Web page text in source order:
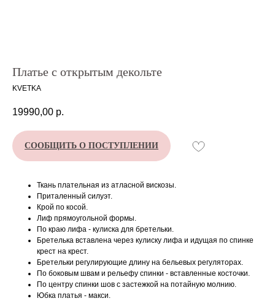
Платье с открытым декольте
KVETKA
19990,00 р.
СООБЩИТЬ О ПОСТУПЛЕНИИ
Ткань плательная из атласной вискозы.
Приталенный силуэт.
Крой по косой.
Лиф прямоугольной формы.
По краю лифа - кулиска для бретельки.
Бретелька вставлена через кулиску лифа и идущая по спинке
крест на крест.
Бретельки регулирующие длину на бельевых регуляторах.
По боковым швам и рельефу спинки - вставленные косточки.
По центру спинки шов с застежкой на потайную молнию.
Юбка платья - макси.